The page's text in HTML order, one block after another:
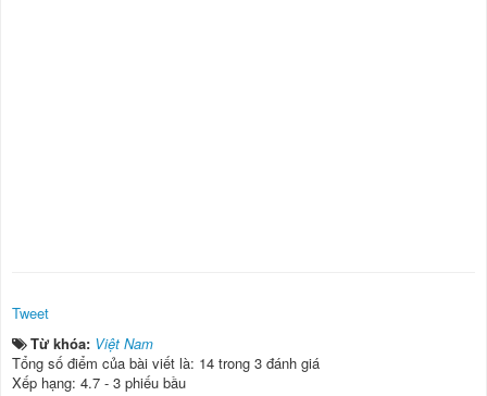
Tweet
Từ khóa: Việt Nam
Tổng số điểm của bài viết là: 14 trong 3 đánh giá
Xếp hạng: 4.7 - 3 phiếu bầu